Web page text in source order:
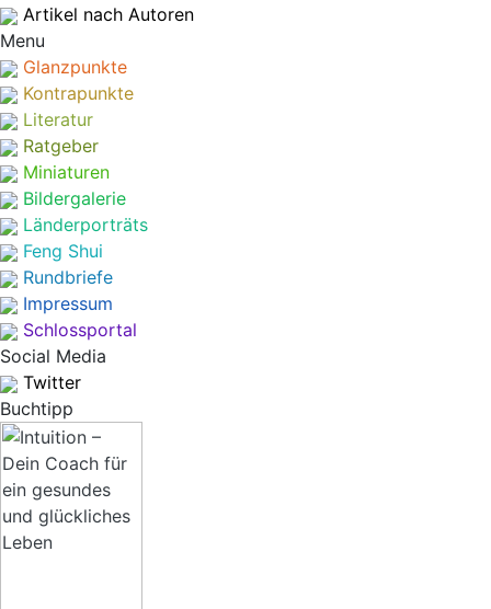
Artikel nach Autoren
Menu
Glanzpunkte
Kontrapunkte
Literatur
Ratgeber
Miniaturen
Bildergalerie
Länderporträts
Feng Shui
Rundbriefe
Impressum
Schlossportal
Social Media
Twitter
Buchtipp